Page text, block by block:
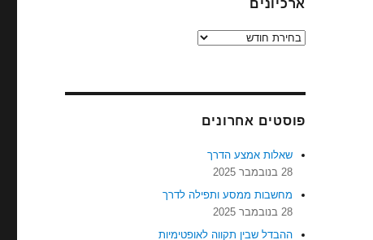
ארכיונים
ארכיונים
פוסטים אחרונים
שאלות אמצע הדרך
28 בנובמבר 2025
מחשבות ממסע ותפילה לדרך
28 בנובמבר 2025
ההבדל שבין תקווה לאופטימיות